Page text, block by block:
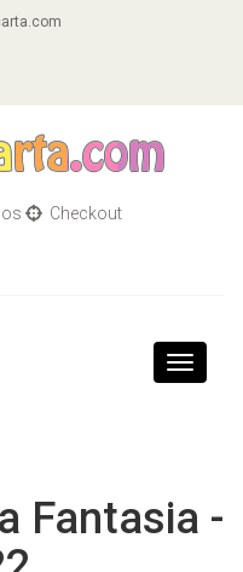
Checkout
Toggle
Fantasia -